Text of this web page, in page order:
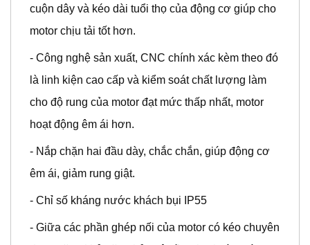
motor chịu tải tốt hơn.
- Công nghệ sản xuất, CNC chính xác kèm theo đó
là linh kiện cao cấp và kiểm soát chất lượng làm
cho độ rung của motor đạt mức thấp nhất, motor
hoạt động êm ái hơn.
- Nắp chặn hai đầu dày, chắc chắn, giúp động cơ
êm ái, giảm rung giật.
- Chỉ số kháng nước khách bụi IP55
- Giữa các phần ghép nối của motor có kéo chuyên
dụng, tăng khả năng bảo vệ gần như hoàn toàn